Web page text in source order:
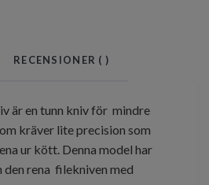
RECENSIONER ( )
är en tunn kniv för mindre
kräver lite precision som
ur kött. Denna model har
den rena filekniven med